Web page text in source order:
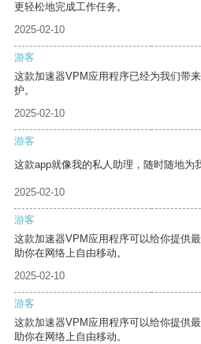
更轻松地完成工作任务。
2025-02-10
游客
这款加速器VPM应用程序已经为我们带
护。
2025-02-10
游客
这款app就像我的私人助理，随时随地为
2025-02-10
游客
这款加速器VPM应用程序可以给你提供
助你在网络上自由移动。
2025-02-10
游客
这款加速器VPM应用程序可以给你提供
助你在网络上自由移动。